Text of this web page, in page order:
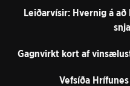
Leiðarvísir: Hvernig á
Gagnvirkt kort af
Vefsíða